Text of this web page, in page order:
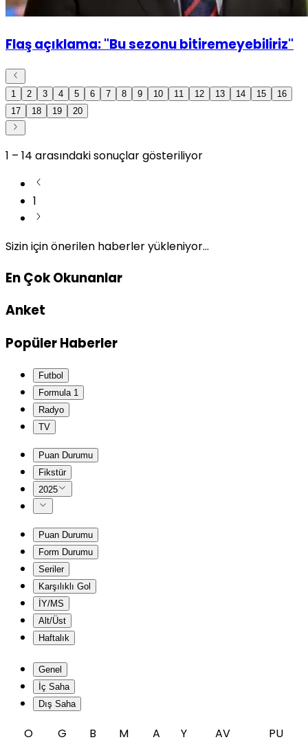
Flaş açıklama: "Bu sezonu bitiremeyebiliriz"
1 2 3 4 5 6 7 8 9 10 11 12 13 14 15
16
17
18 19 20
1 – 14 arasındaki sonuçlar gösteriliyor
1
Sizin için önerilen haberler yükleniyor...
En Çok Okunanlar
Anket
Popüler Haberler
Futbol
Formula 1
Radyo
TV
Puan Durumu
Fikstür
2025
Puan Durumu
Form Durumu
Seriler
Karşılıklı Gol
İY/MS
Alt/Üst
Haftalık
Genel
İç Saha
Dış Saha
O G B M A Y AV
PU